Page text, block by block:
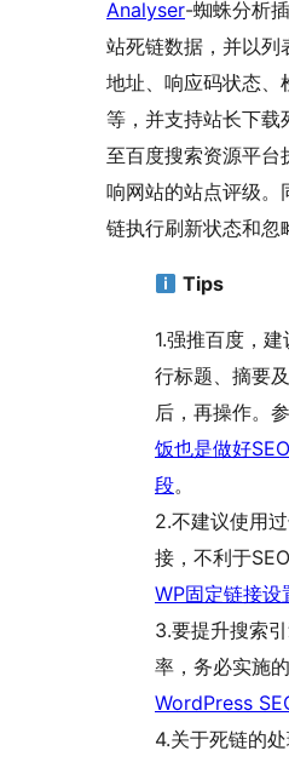
Analyser-蜘蛛分析
站死链数据，并以列
地址、响应码状态、
等，并支持站长下载
至百度搜索资源平台
响网站的站点评级。
链执行刷新状态和忽
Tips
1.强推百度，
行标题、摘要
后，再操作。
饭也是做好
段。
2.不建议使用
接，不利于
WP固定链接设
3.要提升搜索
率，务必实施的
WordPress
4.关于死链的